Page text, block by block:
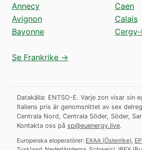
Annecy
Avignon
Bayonne
Caen
Calais
Se Frankrike →
Datakälla: ENTSO-E. Varje zon visar sin
Italiens pris är genomsnittet av sex
Centrala Nord, Centrala Söder, Söder,
Kontakta oss på sp@euenergy.live.
Europeiska eloperatörer: EXAA (Österrike)